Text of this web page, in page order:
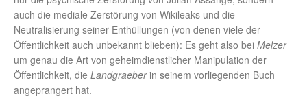
auch die mediale Zerstörung von Wikileaks und die
Neutralisierung seiner Enthüllungen (von denen viele der
Öffentlichkeit auch unbekannt blieben): Es geht also bei Melzer
um genau die Art von geheimdienstlicher Manipulation der
Öffentlichkeit, die Landgraeberin seinem vorliegenden Buch
angeprangert hat.